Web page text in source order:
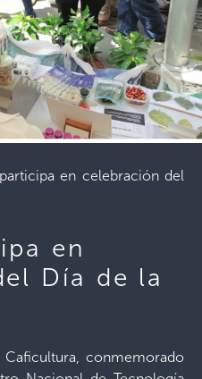
en celebración del
en
Día de la
conmemorado